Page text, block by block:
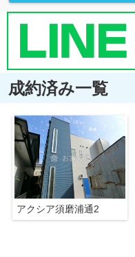
成約済み一覧
アクシア須磨浦通2